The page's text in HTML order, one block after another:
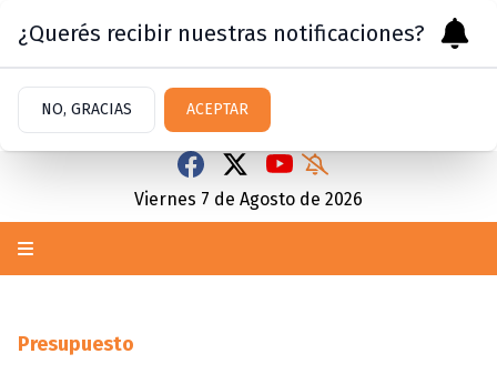
Viernes 7 de Agosto de 2026
Presupuesto
¿Querés recibir nuestras notificaciones?
NO, GRACIAS ACEPTAR